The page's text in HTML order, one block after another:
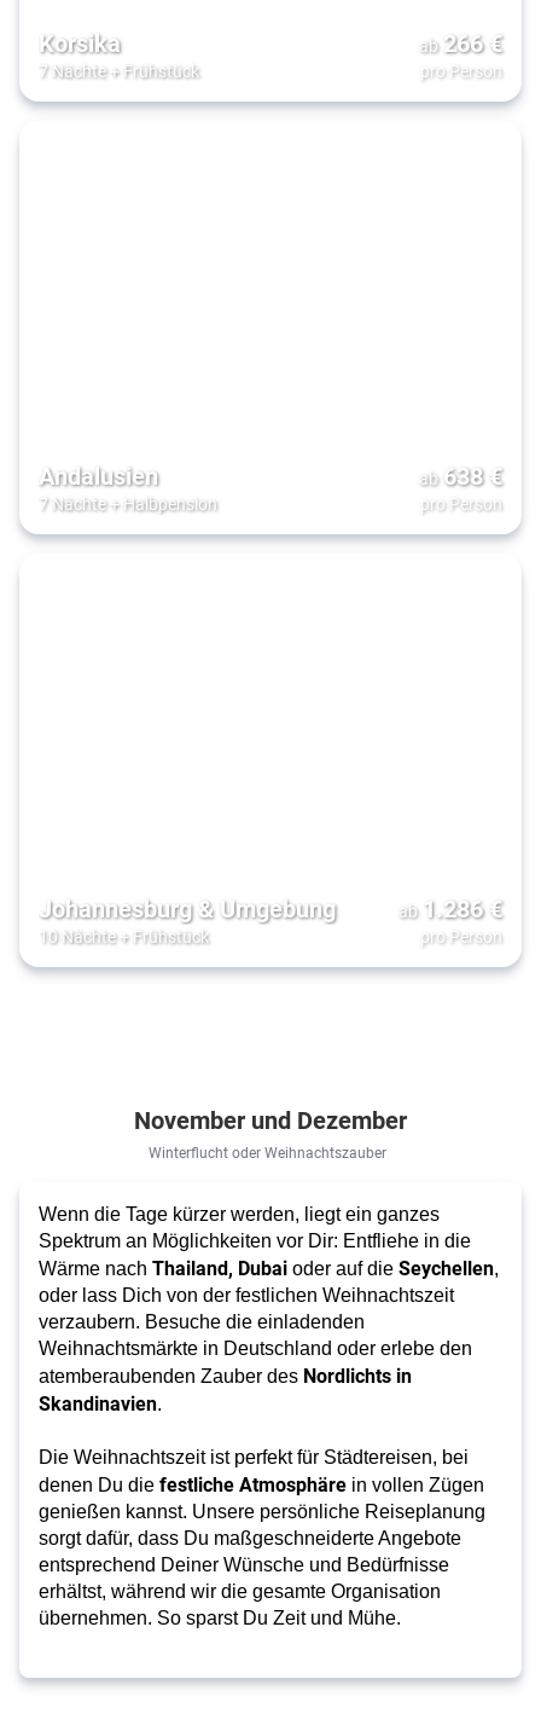
Korsika
7 Nächte+ Frühstück
ab 266€
pro Person
Andalusien
7 Nächte+ Halbpension
ab 638€
pro Person
Johannesburg & Umgebung
10 Nächte+ Frühstück
ab 1.286€
pro Person
November und Dezember
Winterflucht oder Weihnachtszauber
Wenn die Tage kürzer werden, liegt ein ganzes
Spektrum an Möglichkeiten vor Dir: Entfliehe in die
Wärme nach Thailand, Dubai oder auf die Seychellen,
oder lass Dich von der festlichen Weihnachtszeit
verzaubern. Besuche die einladenden
Weihnachtsmärkte in Deutschland oder erlebe den
atemberaubenden Zauber des Nordlichts in
Skandinavien.
Die Weihnachtszeit ist perfekt für Städtereisen, bei
denen Du die festliche Atmosphäre in vollen Zügen
genießen kannst. Unsere persönliche Reiseplanung
sorgt dafür, dass Du maßgeschneiderte Angebote
entsprechend Deiner Wünsche und Bedürfnisse
erhältst, während wir die gesamte Organisation
übernehmen. So sparst Du Zeit und Mühe.